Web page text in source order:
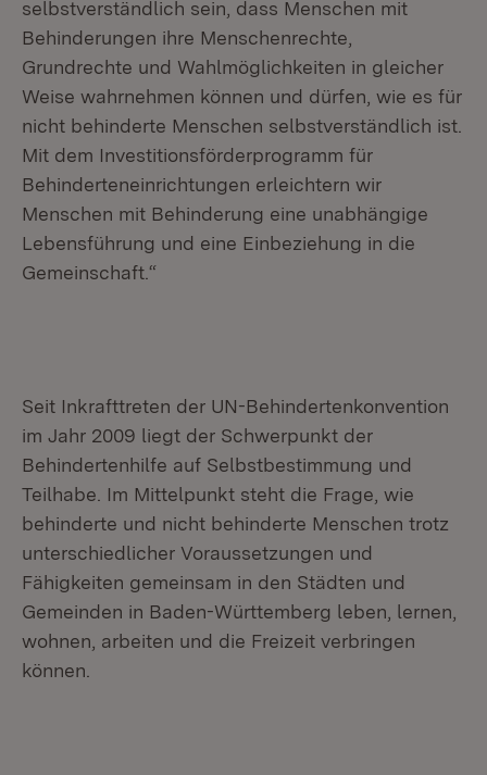
selbstverständlich sein, dass Menschen mit
Behinderungen ihre Menschenrechte,
Grundrechte und Wahlmöglichkeiten in gleicher
Weise wahrnehmen können und dürfen, wie es für
nicht behinderte Menschen selbstverständlich ist.
Mit dem Investitionsförderprogramm für
Behinderteneinrichtungen erleichtern wir
Menschen mit Behinderung eine unabhängige
Lebensführung und eine Einbeziehung in die
Gemeinschaft.“
Seit Inkrafttreten der UN-Behindertenkonvention
im Jahr 2009 liegt der Schwerpunkt der
Behindertenhilfe auf Selbstbestimmung und
Teilhabe. Im Mittelpunkt steht die Frage, wie
behinderte und nicht behinderte Menschen trotz
unterschiedlicher Voraussetzungen und
Fähigkeiten gemeinsam in den Städten und
Gemeinden in Baden-Württemberg leben, lernen,
wohnen, arbeiten und die Freizeit verbringen
können.